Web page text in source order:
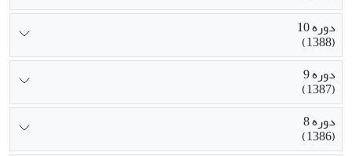
دوره 10
(1388)
دوره 9
(1387)
دوره 8
(1386)